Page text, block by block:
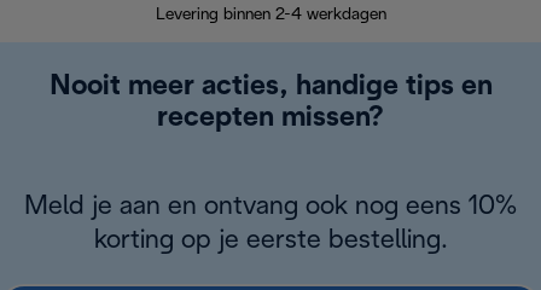
Levering binnen 2-4 werkdagen
Nooit meer acties, handige tips en
recepten missen?
Meld je aan en ontvang ook nog eens 10%
korting op je eerste bestelling.